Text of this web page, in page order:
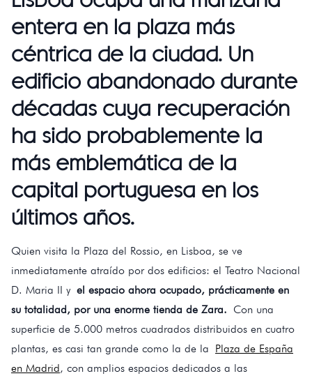
entera en la plaza más
céntrica de la ciudad. Un
edificio abandonado durante
décadas cuya recuperación
ha sido probablemente la
más emblemática de la
capital portuguesa en los
últimos años.
Quien visita la Plaza del Rossio, en Lisboa, se ve
inmediatamente atraído por dos edificios: el Teatro Nacional
D. Maria II y el espacio ahora ocupado, prácticamente en
su totalidad, por una enorme tienda de Zara. Con una
superficie de 5.000 metros cuadrados distribuidos en cuatro
plantas, es casi tan grande como la de la Plaza de España
en Madrid, con amplios espacios dedicados a las